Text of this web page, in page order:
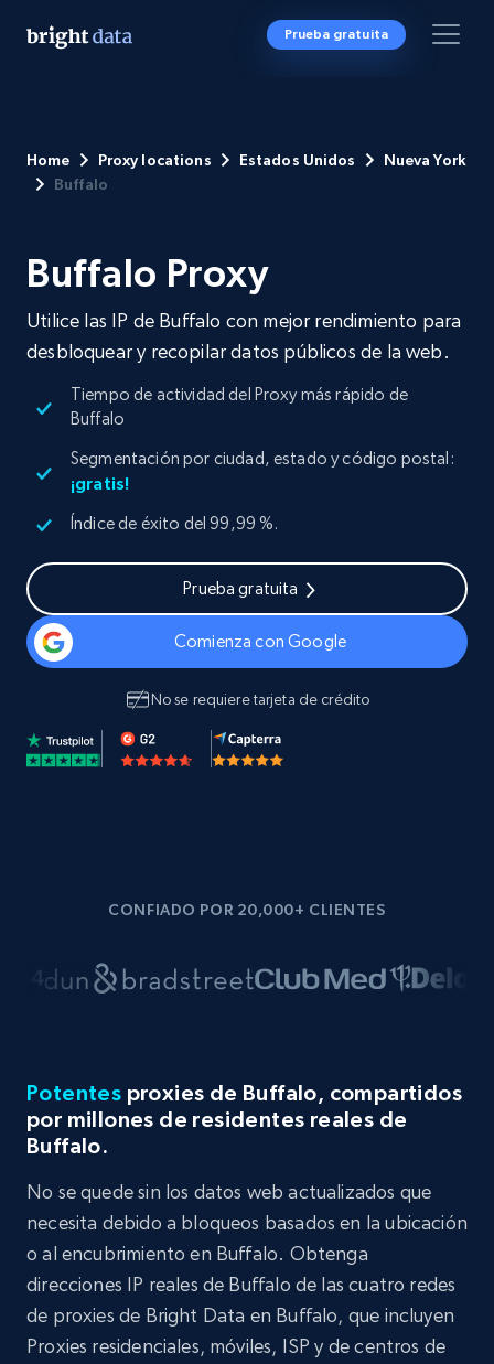
Prueba gratuita
Home Proxy locations Estados Unidos
Nueva York
Buffalo
Buffalo Proxy
Utilice las IP de Buffalo con mejor rendimiento para
desbloquear y recopilar datos públicos de la web.
Tiempo de actividad del Proxy más rápido de
Buffalo
Segmentación por ciudad, estado y código postal:
¡gratis!
Índice de éxito del 99,99 %.
Prueba gratuita
Comienza con Google
No se requiere tarjeta de crédito
CONFIADO POR 20,000+ CLIENTES
Potentes proxies de Buffalo, compartidos
por millones de residentes reales de
Buffalo.
No se quede sin los datos web actualizados que
necesita debido a bloqueos basados en la ubicación
o al encubrimiento en Buffalo. Obtenga
direcciones IP reales de Buffalo de las cuatro redes
de proxies de Bright Data en Buffalo, que incluyen
Proxies residenciales, móviles, ISP y de centros de